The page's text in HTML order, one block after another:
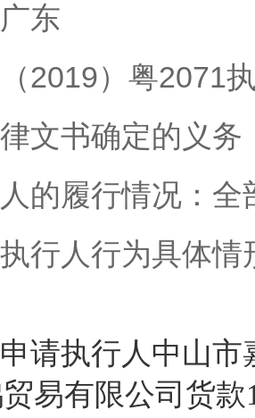
东
2019）粤2071
文书确定的义务
的履行情况：全
行人行为具体
请执行人中山
易有限公司货款